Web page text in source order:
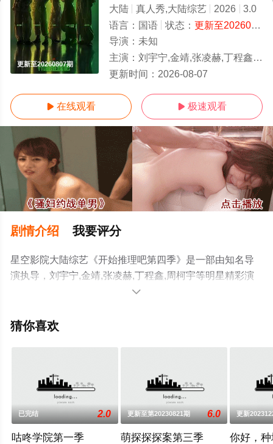
更新至20260807期
大陆 真人秀,大陆综艺 2026
3.0
语言： 国语 状态： 更新至20260807期
导演： 未知
主演： 刘宇宁,金靖,张凌赫,丁程鑫,周柯宇
更新时间： 2026-08-07
 在线观看  极速观看
剧情介绍 我要评分
星空影院大陆综艺《开始推理吧第四季》是一部由知名导
演执导，刘宇宁,金靖,张凌赫,丁程鑫,周柯宇等明星精彩演
绎的大陆综艺节目，手机免费观看高清无删减完整版综艺
电视猫或剧情网等平台了解。

猜你喜欢
已完结 2.0
咕咚学院第一季
更新至第20230821期 6.0
萌探探探案第三季
更新
你好，